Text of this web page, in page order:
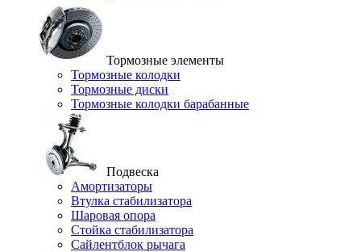
Тормозные элементы
Тормозные колодки
Тормозные диски
Тормозные колодки барабанные
Подвеска
Амортизаторы
Втулка стабилизатора
Шаровая опора
Стойка стабилизатора
Сайлентблок рычага